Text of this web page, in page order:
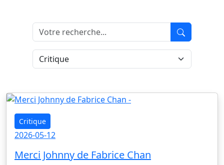
Critique
2026-05-12
Merci Johnny de Fabrice Chan